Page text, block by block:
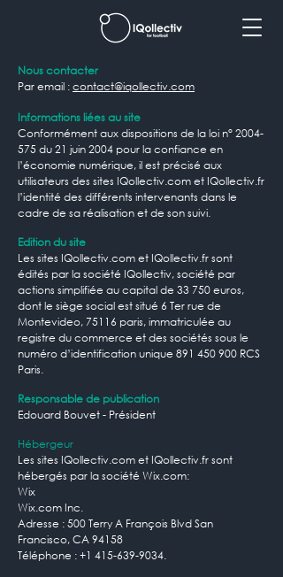
Nous contacter
Par email :contact@iqollectiv.com
Informations liées au site
Conformément aux dispositions de la loi n°2004-
575 du 21 juin 2004 pour la confiance en
l’économie numérique, il est précisé aux
utilisateurs des sites IQollectiv.com et IQollectiv.fr
l’identité des différents intervenants dans le
cadre de sa réalisation et de son suivi.
Edition du site
Les sites IQollectiv.com et IQollectiv.fr sont
édités par la société IQollectiv, société par
actions simplifiée au capital de 33 750 euros,
dont le siège social est situé 6 Ter rue de
Montevideo, 75116 paris, immatriculée au
registre du commerce et des sociétés sous le
numéro d’identification unique 891 450 900 RCS
Paris.
Responsable de publication
Edouard Bouvet - Président
Hébergeur
Les sites IQollectiv.com et IQollectiv.fr sont
hébergés par la société Wix.com:
Wix
Wix.com Inc.
Adresse : 500 Terry A François Blvd San
Francisco, CA 94158
Téléphone :+1 415-639-9034.